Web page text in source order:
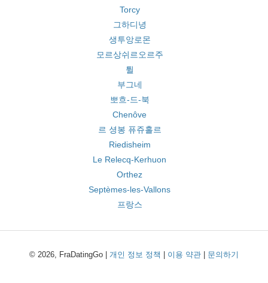
Torcy
그하디녕
생투앙로몬
모르상쉬르오르주
튈
부그네
뽀흐-드-북
Chenôve
르 셩봉 퓨쥬홀르
Riedisheim
Le Relecq-Kerhuon
Orthez
Septèmes-les-Vallons
프랑스
© 2026, FraDatingGo | 개인 정보 정책 이용 약관 문의하기